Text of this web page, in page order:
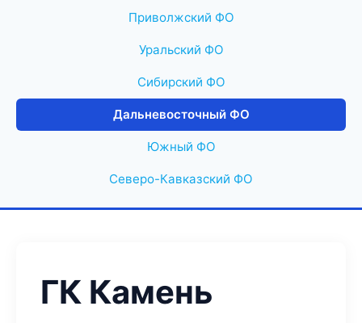
Приволжский ФО
Уральский ФО
Сибирский ФО
Дальневосточный ФО
Южный ФО
Северо-Кавказский ФО
ГК Камень